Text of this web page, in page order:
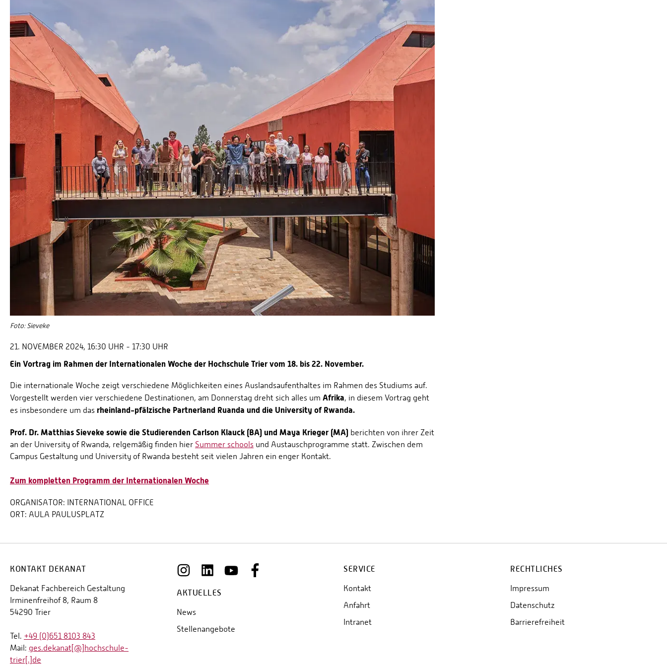
Foto: Sieveke
21. NOVEMBER 2024, 16:30 UHR - 17:30 UHR
Ein Vortrag im Rahmen der Internationalen Woche der Hochschule Trier vom 18. bis 22. November.
Die internationale Woche zeigt verschiedene Möglichkeiten eines Auslandsaufenthaltes im Rahmen des Studiums auf.
Vorgestellt werden vier verschiedene Destinationen, am Donnerstag dreht sich alles um Afrika, in diesem Vortrag geht
es insbesondere um das rheinland-pfälzische Partnerland Ruanda und die University of Rwanda.
Prof. Dr. Matthias Sieveke sowie die Studierenden Carlson Klauck (BA) und Maya Krieger (MA) berichten von ihrer Zeit
an der University of Rwanda, relgemäßig finden hier Summer schools und Austauschprogramme statt. Zwischen dem
Campus Gestaltung und University of Rwanda besteht seit vielen Jahren ein enger Kontakt.
Zum kompletten Programm der Internationalen Woche
ORGANISATOR: INTERNATIONAL OFFICE
ORT: AULA PAULUSPLATZ
KONTAKT DEKANAT
Dekanat Fachbereich Gestaltung
Irminenfreihof 8, Raum 8
54290 Trier
Tel. +49 (0)651 8103 843
Mail: ges.dekanat[@]hochschule-
trier[.]de
AKTUELLES
News
Stellenangebote
SERVICE
Kontakt
Anfahrt
Intranet
RECHTLICHES
Impressum
Datenschutz
Barrierefreiheit